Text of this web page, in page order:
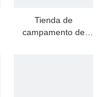
Tienda de
campamento de